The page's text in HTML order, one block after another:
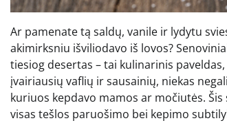
Ar pamenate tą saldų, vanile ir lydytu
akimirksniu išviliodavo iš lovos?
tiesiog desertas – tai kulinarinis
įvairiausių vaflių ir sausainių, niekas
kuriuos kepdavo mamos ar močiutės.
visas tešlos paruošimo bei kepimo